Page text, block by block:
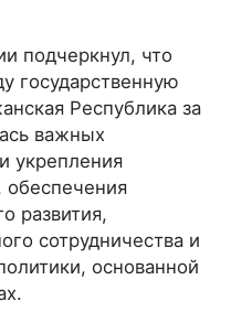
подчеркнул, что
государственную
Республика за
важных
укрепления
обеспечения
развития,
сотрудничества и
основанной